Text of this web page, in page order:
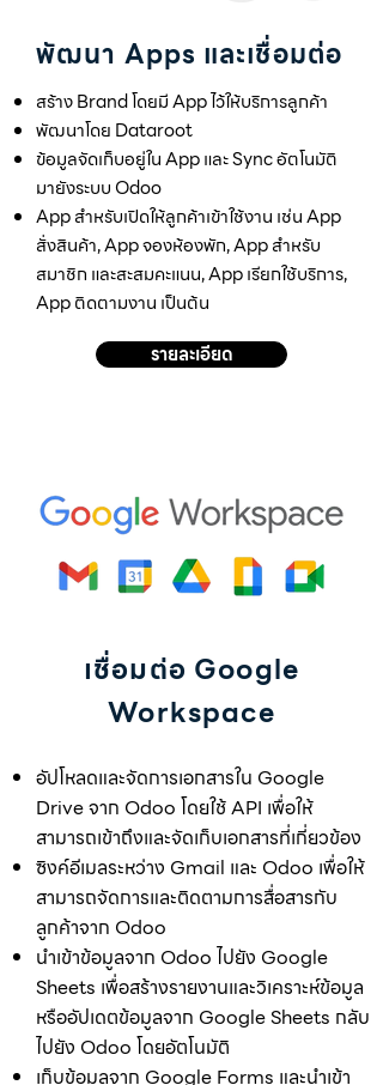
พัฒนา Apps และเชื่อมต่อ
สร้าง Brand โดยมี App ไว้ให้บริการลูกค้า
พัฒนาโดย Dataroot
ข้อมูลจัดเก็บอยู่ใน App และ Sync อัตโนมัติ
มายังระบบ Odoo
App สำหรับเปิดให้ลูกค้าเข้าใช้งาน เช่น App
สั่งสินค้า, App จองห้องพัก, App สำหรับ
สมาชิก และสะสมคะแนน, App เรียกใช้บริการ,
App ติดตามงาน เป็นต้น
รายละเอียด
เชื่อมต่อ Google
Workspace
อัปโหลดและจัดการเอกสารใน Google
Drive จาก Odoo โดยใช้ API เพื่อให้
สามารถเข้าถึงและจัดเก็บเอกสารที่เกี่ยวข้อง
ซิงค์อีเมลระหว่าง Gmail และ Odoo เพื่อให้
สามารถจัดการและติดตามการสื่อสารกับ
ลูกค้าจาก Odoo
นำเข้าข้อมูลจาก Odoo ไปยัง Google
Sheets เพื่อสร้างรายงานและวิเคราะห์ข้อมูล
หรืออัปเดตข้อมูลจาก Google Sheets กลับ
ไปยัง Odoo โดยอัตโนมัติ
เก็บข้อมูลจาก Google Forms และนำเข้า